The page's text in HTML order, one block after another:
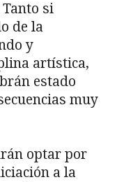
si
de la
y
artística,
estado
muy
optar por
a la